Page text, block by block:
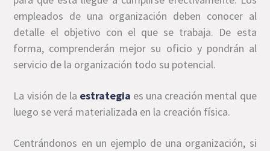
empleados de una organización deben conocer al
detalle el objetivo con el que se trabaja. De esta
forma, comprenderán mejor su oficio y pondrán al
servicio de la organización todo su potencial.
La visión de la estrategia es una creación mental que
luego se verá materializada en la creación física.
Centrándonos en un ejemplo de una organización, si